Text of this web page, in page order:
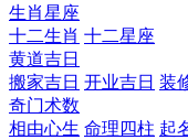
生肖星座
十二生肖 十二星座
黄道吉日
搬家吉日 开业吉日 装
奇门术数
相由心生 命理四柱 起